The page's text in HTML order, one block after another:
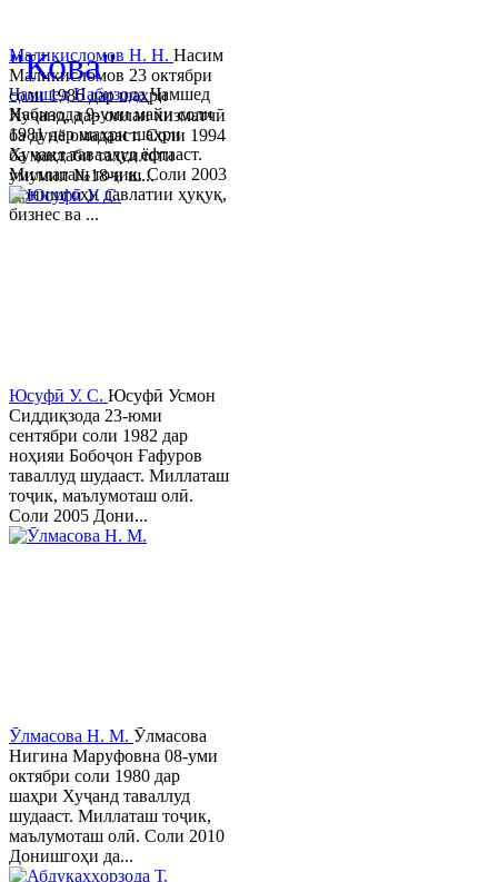
Ҷамшед НабизодаҶамшед
Набизода 9-уми майи соли
1981 дар шаҳри шаҳри
Хуҷанд таваллуд ёфтааст.
Миллаташ тоҷик. Соли 2003
Донишгоҳи давлатии ҳуқуқ,
бизнес ва ...
Маликисломов Н. Н. Насим
Маликисломов 23 октябри
соли 1986 дар шаҳри
Хуҷанд, дар оилаи хизматчӣ
ба дунё омадааст. Соли 1994
ба мактаби таҳсилоти
умумии №18-и ш...
Юсуфӣ У. C. Юсуфӣ Усмон
Сиддиқзода 23-юми
сентябри соли 1982 дар
ноҳияи Бобоҷон Ғафуров
таваллуд шудааст. Миллаташ
тоҷик, маълумоташ олӣ.
Соли 2005 Дони...
Ӯлмасова Н. М. Ӯлмасова
Нигина Маруфовна 08-уми
октябри соли 1980 дар
шаҳри Хуҷанд таваллуд
шудааст. Миллаташ тоҷик,
маълумоташ олӣ. Соли 2010
Донишгоҳи да...
"Кова"